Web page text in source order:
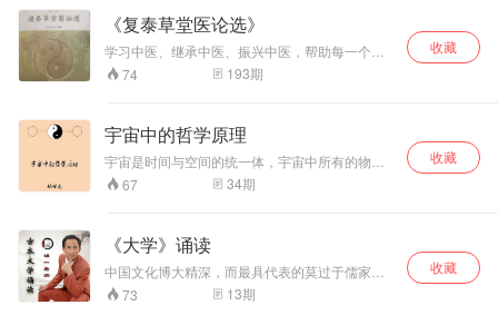
说：“博我以文，约我以礼”，意思是学习要
从“礼”开始。 现在，许多人忽视了礼的重要性。
李炳南老先生为了弥补这一缺失，从《周礼》、
《仪礼》、《礼记》中，挑选出与我们现代生活
息息相关、简单实用的规范，编成了《常礼举
《复泰草堂医论选》
学习中医、继承中医、振兴中医，帮助每一个中
国人了解并接受这个一祖先留传下来的伟大精神
财富。
74 193期
收藏
宇宙中的哲学原理
宇宙是时间与空间的统一体，宇宙中所有的物质
和所有的意识都是随着时间和空间的变化，由无
到有，从有到无，无限循环，无穷无尽。无：就
是矛盾，1和-1，如同太极中的阴和阳，矛盾中的
矛和盾。宇宙就是从0开始，从无极开始，到太
极，到物质和意识组成的矛盾的世界，最后又结
束于0。无限循环。所有的物质存在和意识存在，
都是矛盾的统一体，矛盾双方同时产生，同时存
67 34期
收藏
《大学》诵读
中国文化博大精深，而最具代表的莫过于儒家的
经典。明一老师想通过诵读和分享儒家经典，让
更多人了解经典，走进经典，融入经典，让经典
73 13期
收藏